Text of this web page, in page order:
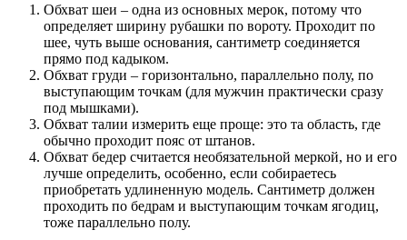
Обхват шеи – одна из основных мерок, потому что
определяет ширину рубашки по вороту. Проходит по
шее, чуть выше основания, сантиметр соединяется
прямо под кадыком.
Обхват груди – горизонтально, параллельно полу, по
выступающим точкам (для мужчин практически сразу
под мышками).
Обхват талии измерить еще проще: это та область, где
обычно проходит пояс от штанов.
Обхват бедер считается необязательной меркой, но и его
лучше определить, особенно, если собираетесь
приобретать удлиненную модель. Сантиметр должен
проходить по бедрам и выступающим точкам ягодиц,
тоже параллельно полу.